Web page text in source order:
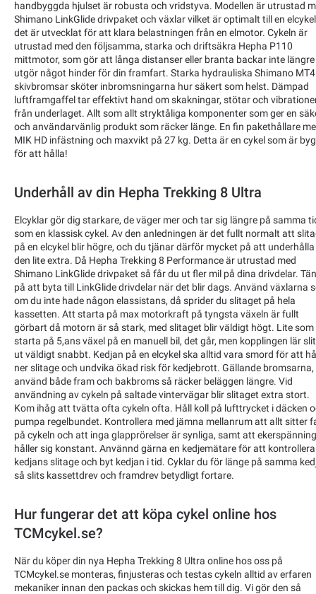
handbyggda hjulset är robusta och vridstyva. Modellen är utrustad
Shimano LinkGlide drivpaket och växlar vilket är optimalt till en
det är utvecklat för att klara belastningen från en elmotor. Cykeln är
utrustad med den följsamma, starka och driftsäkra Hepha P110
mittmotor, som gör att långa distanser eller branta backar inte längre
utgör något hinder för din framfart. Starka hydrauliska Shimano
skivbromsar sköter inbromsningarna hur säkert som helst. Dämpad
luftframgaffel tar effektivt hand om skakningar, stötar och
från underlaget. Allt som allt stryktåliga komponenter som ger en
och användarvänlig produkt som räcker länge. En fin pakethållare
MIK HD infästning och maxvikt på 27 kg. Detta är en cykel som är
för att hålla!
Underhåll av din Hepha Trekking 8 Ultra
Elcyklar gör dig starkare, de väger mer och tar sig längre på samma
som en klassisk cykel. Av den anledningen är det fullt normalt att
på en elcykel blir högre, och du tjänar därför mycket på att underhålla
den lite extra. Då Hepha Trekking 8 Performance är utrustad med
Shimano LinkGlide drivpaket så får du ut fler mil på dina drivdelar.
på att byta till LinkGlide drivdelar när det blir dags. Använd växlarna
om du inte hade någon elassistans, då sprider du slitaget på hela
kassetten. Att starta på max motorkraft på tyngsta växeln är fullt
görbart då motorn är så stark, med slitaget blir väldigt högt. Lite
starta på 5,ans växel på en manuell bil, det går, men kopplingen lär
ut väldigt snabbt. Kedjan på en elcykel ska alltid vara smord för att
ner slitage och undvika ökad risk för kedjebrott. Gällande bromsarna,
använd både fram och bakbroms så räcker beläggen längre. Vid
användning av cykeln på saltade vintervägar blir slitaget extra stort.
Kom ihåg att tvätta ofta cykeln ofta. Håll koll på lufttrycket i däcken
pumpa regelbundet. Kontrollera med jämna mellanrum att allt sitter
på cykeln och att inga glapprörelser är synliga, samt att
håller sig konstant. Använnd gärna en kedjemätare för att kontrollera
kedjans slitage och byt kedjan i tid. Cyklar du för länge på samma
så slits kassettdrev och framdrev betydligt fortare.
Hur fungerar det att köpa cykel online hos
TCMcykel.se?
När du köper din nya Hepha Trekking 8 Ultra online hos oss på
TCMcykel.se monteras, finjusteras och testas cykeln alltid av erfaren
mekaniker innan den packas och skickas hem till dig. Vi gör den så